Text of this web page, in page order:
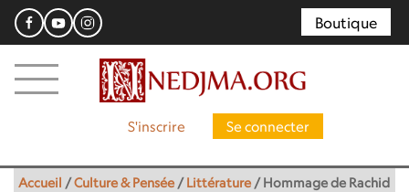
Boutique
S'inscrire Se connecter
Accueil /Culture & Pensée /Littérature /Hommage de Rachid